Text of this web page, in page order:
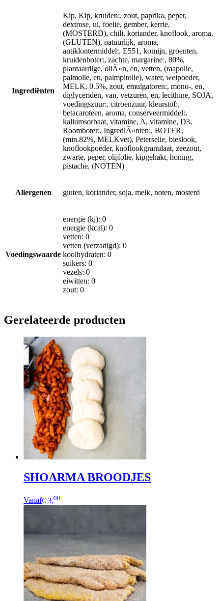
Ingrediënten
Kip, Kip, kruiden:, zout, paprika, peper,
dextrose, ui, foelie, gember, kerrie,
(MOSTERD), chili, koriander, knoflook, aroma,
(GLUTEN), natuurlijk, aroma,
antiklontermiddel:, E551, komijn, groenten,
kruidenboter:, zachte, margarine:, 80%,
plantaardige, oliÃ«n, en, vetten, (raapolie,
palmolie, en, palmpitolie), water, weipoeder,
MELK, 0.5%, zout, emulgatoren:, mono-, en,
diglyceriden, van, vetzuren, en, lecithine, SOJA,
voedingszuur:, citroenzuur, kleurstof:,
betacaroteen, aroma, conserveermiddel:,
kaliumsorbaat, vitamine, A, vitamine, D3,
Roomboter:, IngrediÃ«nten:, BOTER,
(min.82%, MELKvet), Peterselie, bieslook,
knoflookpoeder, knoflookgranulaat, zeezout,
zwarte, peper, olijfolie, kipgehakt, honing,
pistache, (NOTEN)
Allergenen gluten, koriander, soja, melk, noten, mosterd
Voedingswaarde
energie (kj): 0
energie (kcal): 0
vetten: 0
vetten (verzadigd): 0
koolhydraten: 0
suikers: 0
vezels: 0
eiwitten: 0
zout: 0
Gerelateerde producten
SHOARMA BROODJES
Vanaf€ 3,00